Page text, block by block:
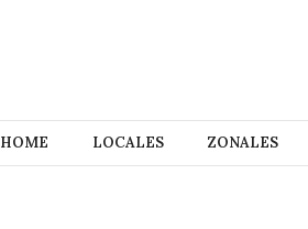
HOME LOCALES ZONALES